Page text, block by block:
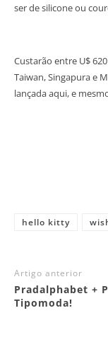
ser de silicone ou
Custarão entre U$
Taiwan, Singapura e
lançada aqui, e
hello kitty
Artigo anterior
Pradalphabet +
Tipomoda!